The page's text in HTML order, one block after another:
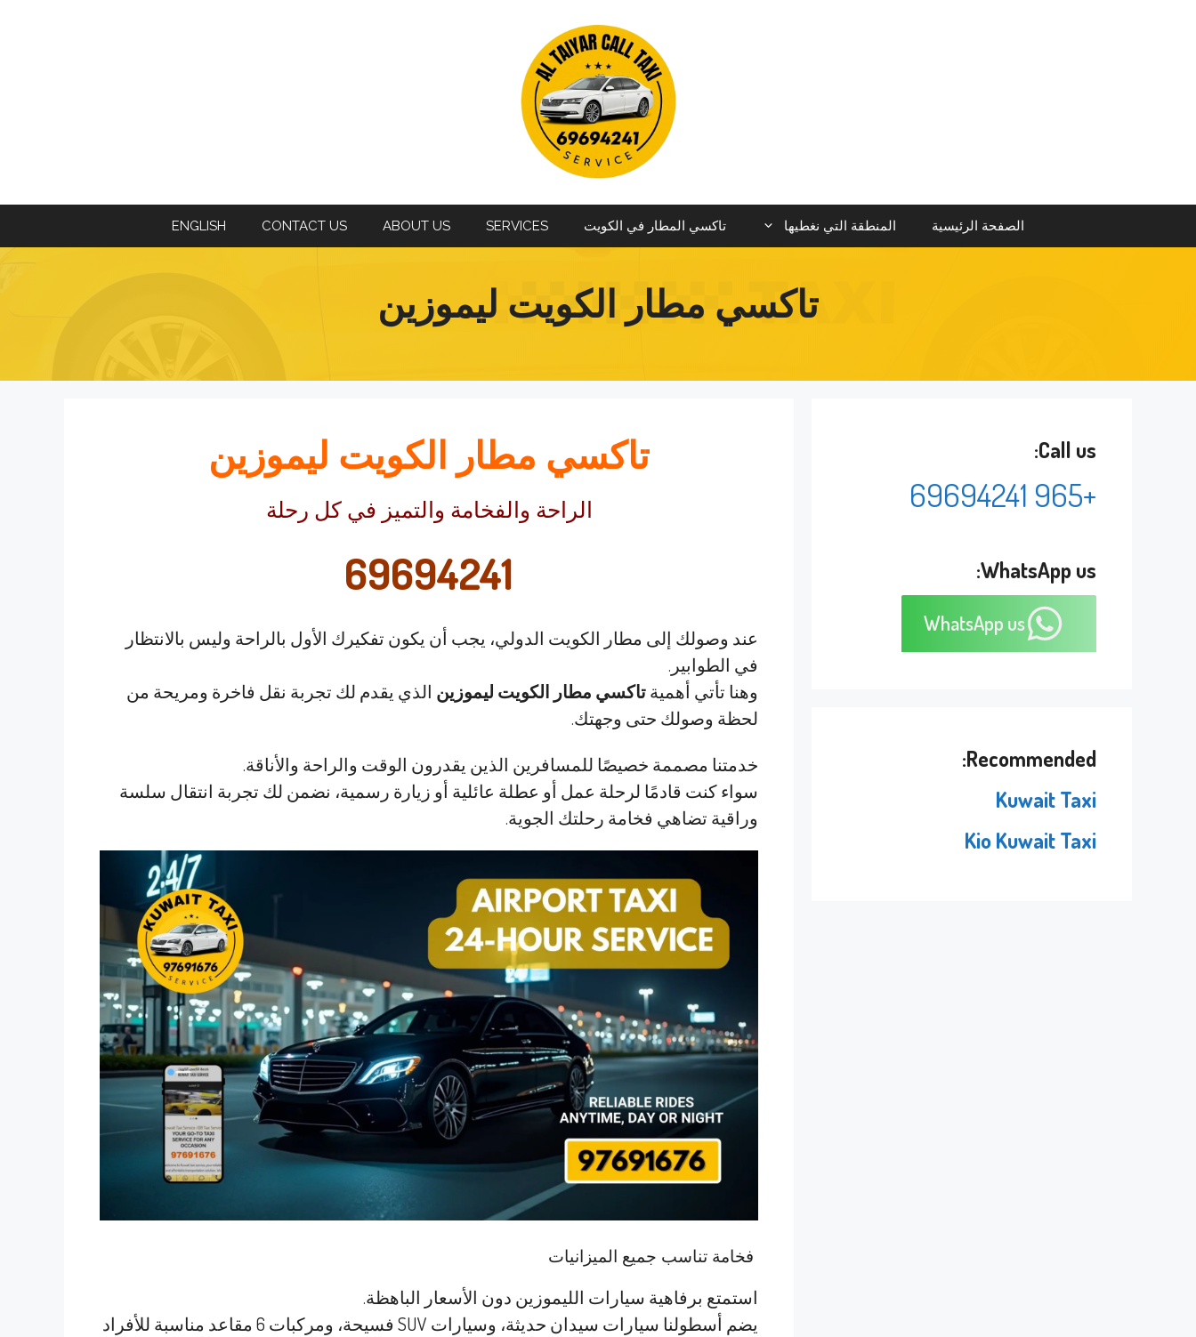
الصفحة الرئيسية المنطقة التي نغطيها تاكسي المطار في الكويت SERVICES
ABOUT US
CONTACT US
ENGLISH
تاكسي مطار الكويت ليموزين
تاكسي مطار الكويت ليموزين
الراحة والفخامة والتميز في كل رحلة
69694241
عند وصولك إلى مطار الكويت الدولي، يجب أن يكون تفكيرك الأول بالراحة وليس بالانتظار
في الطوابير.
وهنا تأتي أهميةتاكسي مطار الكويت ليموزين الذي يقدم لك تجربة نقل فاخرة ومريحة من
لحظة وصولك حتى وجهتك.
خدمتنا مصممة خصيصًا للمسافرين الذين يقدرون الوقت والراحة والأناقة.
سواء كنت قادمًا لرحلة عمل أو عطلة عائلية أو زيارة رسمية، نضمن لك تجربة انتقال سلسة
وراقية تضاهي فخامة رحلتك الجوية.
فخامة تناسب جميع الميزانيات
استمتع برفاهية سيارات الليموزين دون الأسعار الباهظة.
يضم أسطولنا سيارات سيدان حديثة، وسيارات SUV فسيحة، ومركبات 6 مقاعد مناسبة للأفراد
Call us:
+965 69694241
WhatsApp us:
WhatsApp us
Recommended:
Kuwait Taxi
Kio Kuwait Taxi